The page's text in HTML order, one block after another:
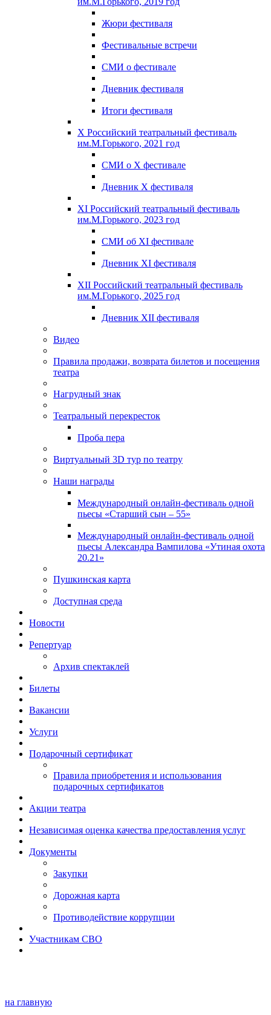
Жюри фестиваля
Фестивальные встречи
СМИ о фестивале
Дневник фестиваля
Итоги фестиваля
X Российский театральный фестиваль
им.М.Горького, 2021 год
СМИ о X фестивале
Дневник X фестиваля
XI Российский театральный фестиваль
им.М.Горького, 2023 год
СМИ об XI фестивале
Дневник XI фестиваля
XII Российский театральный фестиваль
им.М.Горького, 2025 год
Дневник XII фестиваля
Видео
Правила продажи, возврата билетов и посещения
театра
Нагрудный знак
Театральный перекресток
Проба пера
Виртуальный 3D тур по театру
Наши награды
Международный онлайн-фестиваль одной
пьесы «Старший сын – 55»
Международный онлайн-фестиваль одной
пьесы Александра Вампилова «Утиная охота
20.21»
Пушкинская карта
Доступная среда
Новости
Репертуар
Архив спектаклей
Билеты
Вакансии
Услуги
Подарочный сертификат
Правила приобретения и использования
подарочных сертификатов
Акции театра
Независимая оценка качества предоставления услуг
Документы
Закупки
Дорожная карта
Противодействие коррупции
Участникам СВО
на главную